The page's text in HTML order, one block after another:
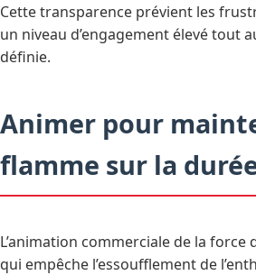
Cette transparence prévient les
un niveau d’engagement élevé tout
définie.
Animer pour
flamme sur la
L’animation commerciale de la force
qui empêche l’essoufflement de